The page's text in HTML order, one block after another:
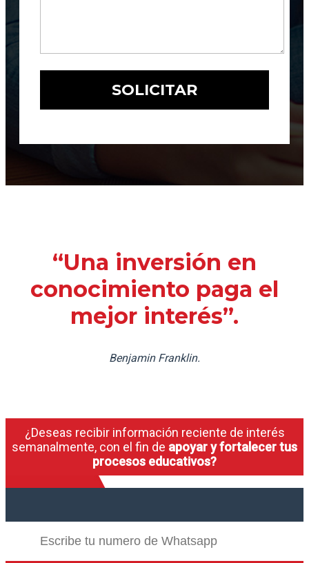
“Una inversión en
conocimiento paga el
mejor interés”.
Benjamin Franklin.
¿Deseas recibir información reciente de interés
semanalmente, con el fin de apoyar y fortalecer tus
procesos educativos?